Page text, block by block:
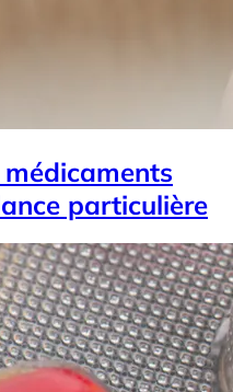
particulière